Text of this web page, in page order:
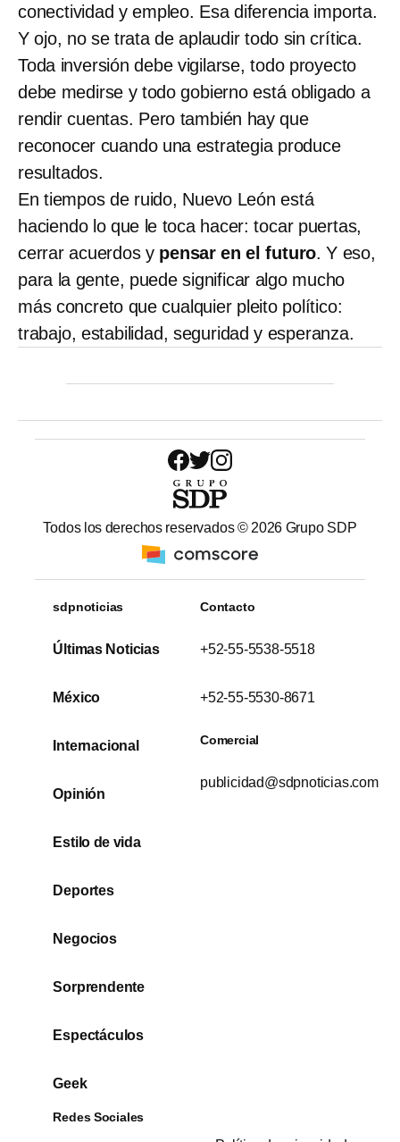
conectividad y empleo. Esa diferencia importa.
Y ojo, no se trata de aplaudir todo sin crítica.
Toda inversión debe vigilarse, todo proyecto
debe medirse y todo gobierno está obligado a
rendir cuentas. Pero también hay que
reconocer cuando una estrategia produce
resultados.
En tiempos de ruido, Nuevo León está
haciendo lo que le toca hacer: tocar puertas,
cerrar acuerdos y pensar en el futuro. Y eso,
para la gente, puede significar algo mucho
más concreto que cualquier pleito político:
trabajo, estabilidad, seguridad y esperanza.
Todos los derechos reservados © 2026 Grupo SDP
sdpnoticias
Últimas Noticias
México
Internacional
Opinión
Estilo de vida
Deportes
Negocios
Sorprendente
Espectáculos
Geek
Contacto
+52-55-5538-5518
+52-55-5530-8671
Comercial
publicidad@sdpnoticias.com
Redes Sociales